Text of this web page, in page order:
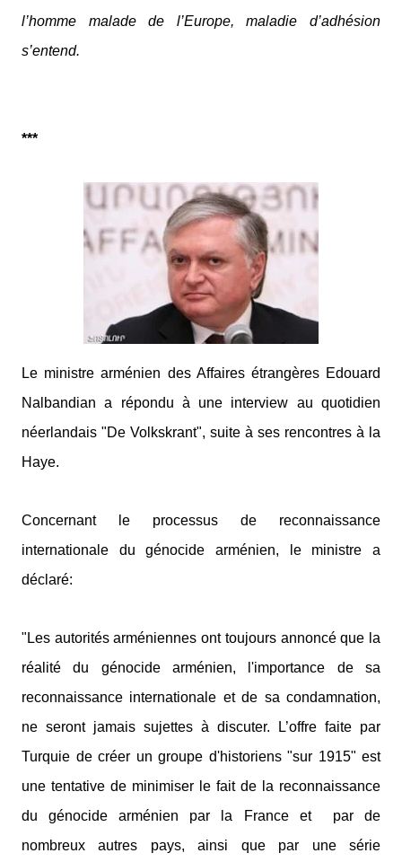
l’homme malade de l’Europe, maladie d’adhésion
s’entend.
***
Le ministre arménien des Affaires étrangères Edouard
Nalbandian a répondu à une interview au quotidien
néerlandais "De Volkskrant", suite à ses rencontres à la
Haye.
Concernant le processus de reconnaissance
internationale du génocide arménien, le ministre a
déclaré:
"Les autorités arméniennes ont toujours annoncé que la
réalité du génocide arménien, l'importance de sa
reconnaissance internationale et de sa condamnation,
ne seront jamais sujettes à discuter. L’offre faite par
Turquie de créer un groupe d'historiens "sur 1915" est
une tentative de minimiser le fait de la reconnaissance
du génocide arménien par la France et
par de
nombreux autres pays, ainsi que par une série